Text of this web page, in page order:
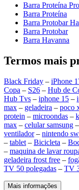
Barra Proteína
Barra Proteína
Barra Protobar
Barra Protobar
Barra Havanna
Termos mais
Black Friday – iPhone
Copa – S26 – Hub de
Hub Tvs – iphone 15 –
max – geladeira – poco
protein – microondas –
max – celular samsung –
ventilador– nintendo
– tablet – Bicicleta –
– maquina de lavar
geladeira frost free –
TV 50 polegadas – TV
Mais informações